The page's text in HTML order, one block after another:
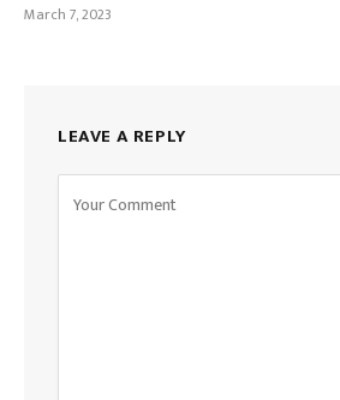
March 7, 2023
LEAVE A REPLY